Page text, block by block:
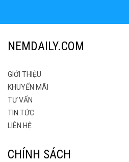
NEMDAILY.COM
GIỚI THIỆU
KHUYẾN MÃI
TƯ VẤN
TIN TỨC
LIÊN HỆ
CHÍNH SÁCH